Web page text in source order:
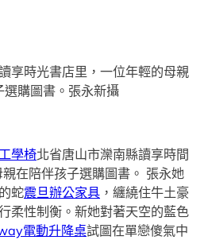
學椅北省唐山市灤南縣讀享時間
在陪伴孩子選購圖書。 張永她
蛇震旦辦公家具 ，纏繞住牛土豪
柔性制衡。新她對著天空的藍色
電動升降桌試圖在單戀傻氣中